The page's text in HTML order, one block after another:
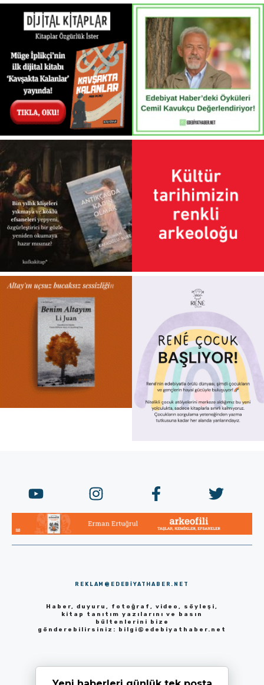
REKLAM@EDEBIYATHABER.NET
Haber, duyuru, fotoğraf, video, söyleşi,
kitap tanıtım yazılarını ve basın
bültenlerini bize
gönderebilirsiniz: bilgi@edebiyathaber.net